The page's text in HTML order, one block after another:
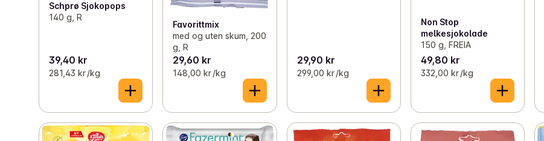
Schprø Sjokopops
140 g, R
39,40 kr
281,43 kr /kg
Favorittmix
med og uten skum, 200
g, R
29,60 kr
148,00 kr /kg
29,90 kr
299,00 kr /kg
Non Stop
melkesjokolade
150 g, FREIA
49,80 kr
332,00 kr /kg